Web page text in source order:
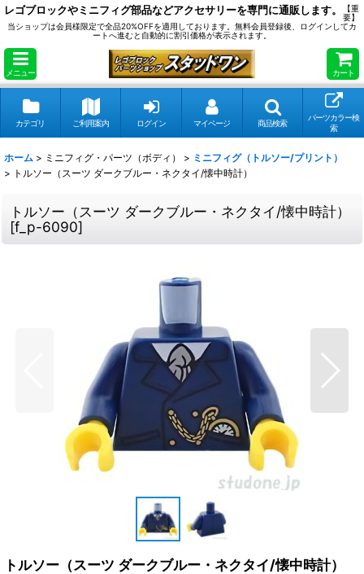
レゴブロックやミニフィグ部品などアクセサリーを専門に通販します。
【重
要】
当ショップは会員様限定で全品20%OFFを適用しております。無料会員登録後、ログインしてカ
ートへ進むと自動的に割引価格が表示されます。
メニュー カート
カテゴリ ご利用案内 ログイン マイページ 商品検索
パーツカラー検
索
ホーム > ミニフィグ・パーツ（ボディ） > ミニフィグ（トルソー/プリント）
> トルソー（スーツ ダークブルー・ネクタイ/懐中時計）
トルソー（スーツ ダークブルー・ネクタイ/懐中時計）
[f_p-6090]
トルソー（スーツ ダークブルー・ネクタイ/懐中時計）